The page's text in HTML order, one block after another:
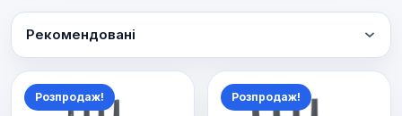
Рекомендовані
Розпродаж! Розпродаж!